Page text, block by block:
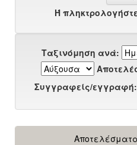
Ή
Ταξινόμηση ανά:
Συγγραφείς/εγγραφή: